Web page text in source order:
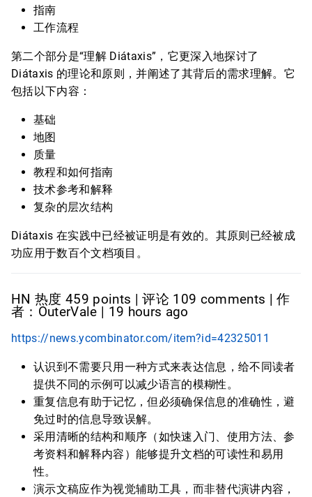
指南
工作流程
第二个部分是“理解 Diátaxis”，它更深入地探讨了
Diátaxis 的理论和原则，并阐述了其背后的需求理解。它
包括以下内容：
基础
地图
质量
教程和如何指南
技术参考和解释
复杂的层次结构
Diátaxis 在实践中已经被证明是有效的。其原则已经被成
功应用于数百个文档项目。
HN 热度 459 points | 评论 109 comments | 作
者：OuterVale | 19 hours ago
https://news.ycombinator.com/item?id=42325011
认识到不需要只用一种方式来表达信息，给不同读者
提供不同的示例可以减少语言的模糊性。
重复信息有助于记忆，但必须确保信息的准确性，避
免过时的信息导致误解。
采用清晰的结构和顺序（如快速入门、使用方法、参
考资料和解释内容）能够提升文档的可读性和易用
性。
演示文稿应作为视觉辅助工具，而非替代演讲内容，